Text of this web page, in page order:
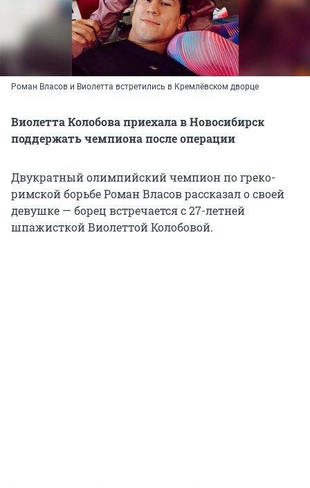
Роман Власов и Виолетта встретились в Кремлёвском дворце
Виолетта Колобова приехала в Новосибирск
поддержать чемпиона после операции
Двукратный олимпийский чемпион по греко-
римской борьбе Роман Власов рассказал о своей
девушке — борец встречается с 27-летней
шпажисткой Виолеттой Колобовой.